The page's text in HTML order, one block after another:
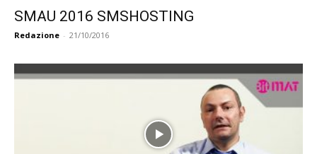
SMAU 2016 SMSHOSTING
Redazione - 21/10/2016